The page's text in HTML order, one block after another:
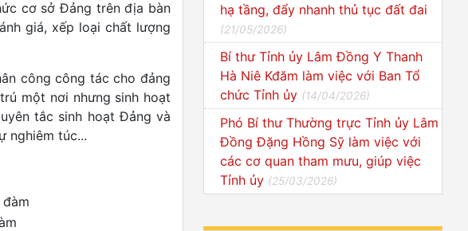
cơ sở Đảng trên địa bàn
giá, xếp loại chất lượng
công công tác cho đảng
một nơi nhưng sinh hoạt
tắc sinh hoạt Đảng và
nghiêm túc...
hạ tầng, đẩy nhanh thủ tục đất đai
(21/05/2026)
Bí thư Tỉnh ủy Lâm Đồng Y Thanh
Hà Niê Kđăm làm việc với Ban Tổ
chức Tỉnh ủy (14/04/2026)
Phó Bí thư Thường trực Tỉnh ủy Lâm
Đồng Đặng Hồng Sỹ làm việc với
các cơ quan tham mưu, giúp việc
Tỉnh ủy (25/03/2026)